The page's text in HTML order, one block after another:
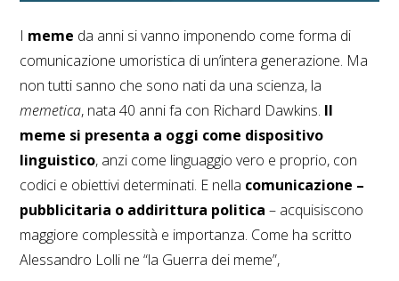
I meme da anni si vanno imponendo come forma di
comunicazione umoristica di un’intera generazione. Ma
non tutti sanno che sono nati da una scienza, la
memetica, nata 40 anni fa con Richard Dawkins. Il
meme si presenta a oggi come dispositivo
linguistico, anzi come linguaggio vero e proprio, con
codici e obiettivi determinati. E nella comunicazione –
pubblicitaria o addirittura politica – acquisiscono
maggiore complessità e importanza. Come ha scritto
Alessandro Lolli ne “la Guerra dei meme”,